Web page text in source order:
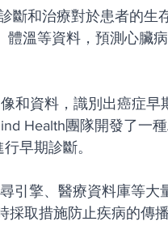
斷和治療對於患者的生
溫等資料，預測心臟
和資料，識別出癌症早
Health團隊開發了一
早期診斷。
引擎、醫療資料庫等大
採取措施防止疾病的傳